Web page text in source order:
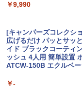
￥1,833
￥9,990
[キャンパーズコレクシ
広げるだけ パッとサッ
イド ブラックコーティ
ッシュ 4人用 簡単設置
ATCW-150B エクルベー
￥-